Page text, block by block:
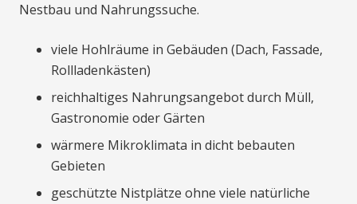
Nestbau und Nahrungssuche.
viele Hohlräume in Gebäuden (Dach, Fassade,
Rollladenkästen)
reichhaltiges Nahrungsangebot durch Müll,
Gastronomie oder Gärten
wärmere Mikroklimata in dicht bebauten
Gebieten
geschützte Nistplätze ohne viele natürliche